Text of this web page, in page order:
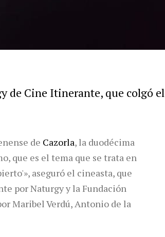
de Cine Itinerante, que colgó el
de Cazorla, la duodécima
que es el tema que se trata en
aseguró el cineasta, que
por Naturgy y la Fundación
Maribel Verdú, Antonio de la